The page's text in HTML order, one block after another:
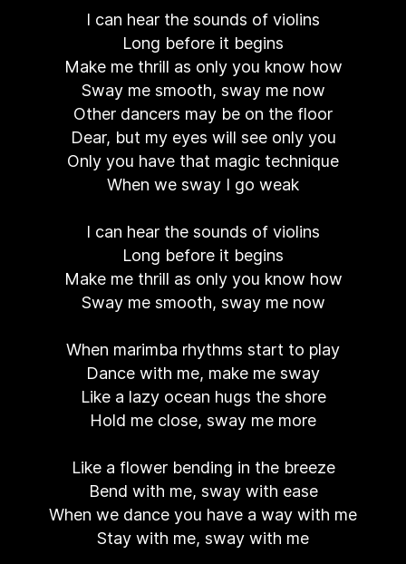
I can hear the sounds of violins
Long before it begins
Make me thrill as only you know how
Sway me smooth, sway me now
Other dancers may be on the floor
Dear, but my eyes will see only you
Only you have that magic technique
When we sway I go weak
I can hear the sounds of violins
Long before it begins
Make me thrill as only you know how
Sway me smooth, sway me now
When marimba rhythms start to play
Dance with me, make me sway
Like a lazy ocean hugs the shore
Hold me close, sway me more
Like a flower bending in the breeze
Bend with me, sway with ease
When we dance you have a way with me
Stay with me, sway with me